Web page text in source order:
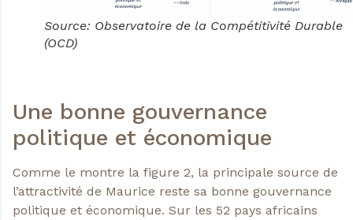
Source: Observatoire de la Compétitivité Durable
(OCD)
Une bonne gouvernance
politique et économique
Comme le montre la figure 2, la principale source de
l’attractivité de Maurice reste sa bonne gouvernance
politique et économique. Sur les 52 pays africains